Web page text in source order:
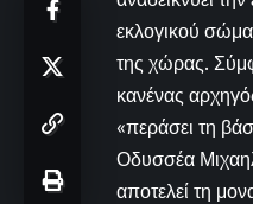
εκλογικού
της χώρας.
κανένας
«περάσει τη
Οδυσσέα
αποτελεί τη